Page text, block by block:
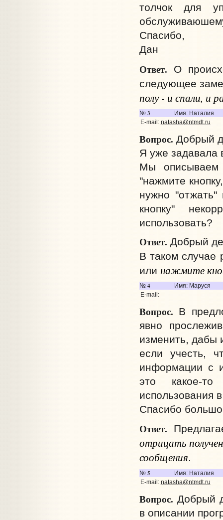
толчок для
Спасибо,
Дан
Ответ. О
следующее
полу - и спали, и
№3
Имя: Наталия
E-mail: natasha@ntmdt.ru
Вопрос. Добрый
Я уже задавала
Мы
"нажмите
нужно
кнопку"
использовать?
Ответ. Добрый
В таком случае
или нажмите
№4
Имя: Маруся
E-mail:
Вопрос. В
явно
изменить, дабы
если учесть,
информации с
это какое-то
использования
Спасибо
Ответ.
отрицать
сообщения.
№5
Имя: Наталия
E-mail: natasha@ntmdt.ru
Вопрос. Добрый
в описании